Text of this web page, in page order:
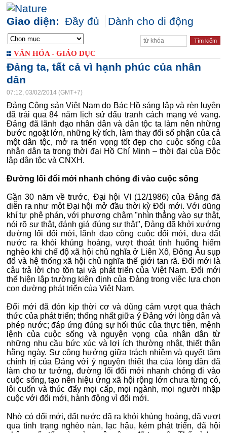
Giao diện: Đầy đủ Dành cho di động
VĂN HÓA - GIÁO DỤC
Đảng ta, tất cả vì hạnh phúc của nhân
dân
07:12, 03/02/2014 (GMT+7)
Đảng Cộng sản Việt Nam do Bác Hồ sáng lập và rèn luyện
đã trải qua 84 năm lịch sử đấu tranh cách mạng vẻ vang.
Đảng đã lãnh đạo nhân dân và dân tộc ta làm nên những
bước ngoặt lớn, những kỳ tích, làm thay đổi số phận của cả
một dân tộc, mở ra triển vọng tốt đẹp cho cuộc sống của
nhân dân ta trong thời đại Hồ Chí Minh – thời đại của Độc
lập dân tộc và CNXH.
Đường lối đổi mới nhanh chóng đi vào cuộc sống
Gần 30 năm về trước, Đại hội VI (12/1986) của Đảng đã
diễn ra như một Đại hội mở đầu thời kỳ Đổi mới. Với dũng
khí tự phê phán, với phương châm "nhìn thẳng vào sự thật,
nói rõ sự thật, đánh giá đúng sự thật", Đảng đã khởi xướng
đường lối đổi mới, lãnh đạo công cuộc đổi mới, đưa đất
nước ra khỏi khủng hoảng, vượt thoát tình huống hiểm
nghèo khi chế độ xã hội chủ nghĩa ở Liên Xô, Đông Âu sụp
đổ và hệ thống xã hội chủ nghĩa thế giới tan rã. Đổi mới là
câu trả lời cho tồn tại và phát triển của Việt Nam. Đổi mới
thể hiện lập trường kiên định của Đảng trong việc lựa chọn
con đường phát triển của Việt Nam.
Đổi mới đã đón kịp thời cơ và dũng cảm vượt qua thách
thức của phát triển; thống nhất giữa ý Đảng với lòng dân và
phép nước; đáp ứng đúng sự hối thúc của thực tiễn, mệnh
lệnh của cuộc sống và nguyện vọng của nhân dân từ
những nhu cầu bức xúc và lợi ích thường nhật, thiết thân
hằng ngày. Sự cộng hưởng giữa trách nhiệm và quyết tâm
chính trị của Đảng với ý nguyện thiết tha của lòng dân đã
làm cho tư tưởng, đường lối đổi mới nhanh chóng đi vào
cuộc sống, tạo nên hiệu ứng xã hội rộng lớn chưa từng có,
lôi cuốn và thúc đẩy mọi cấp, mọi ngành, mọi người nhập
cuộc với đổi mới, hành động vì đổi mới.
Nhờ có đổi mới, đất nước đã ra khỏi khủng hoảng, đã vượt
qua tình trạng nghèo nàn, lạc hậu, kém phát triển, đã hội